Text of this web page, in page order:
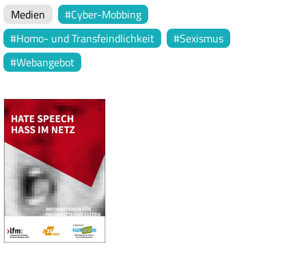
Medien
Cyber-Mobbing
Homo- und Transfeindlichkeit
Sexismus
Webangebot